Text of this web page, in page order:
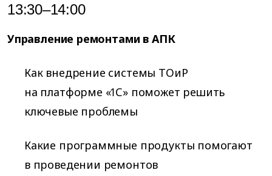
13:30–14:00
Управление ремонтами в АПК
Как внедрение системы ТОиР
на платформе «1С» поможет решить
ключевые проблемы
Какие программные продукты помогают
в проведении ремонтов